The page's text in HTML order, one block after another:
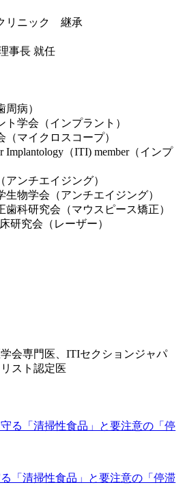
リニック 継承
事長 就任
病）
ト学会（インプラント）
（マイクロスコープ）
Implantology（ITI) member（インプ
アンチエイジング）
生物学会（アンチエイジング）
歯科研究会（マウスピース矯正）
研究会（レーザー）
会専門医、ITIセクションジャパ
スト認定医
「清掃性食品」と要注意の「停滞